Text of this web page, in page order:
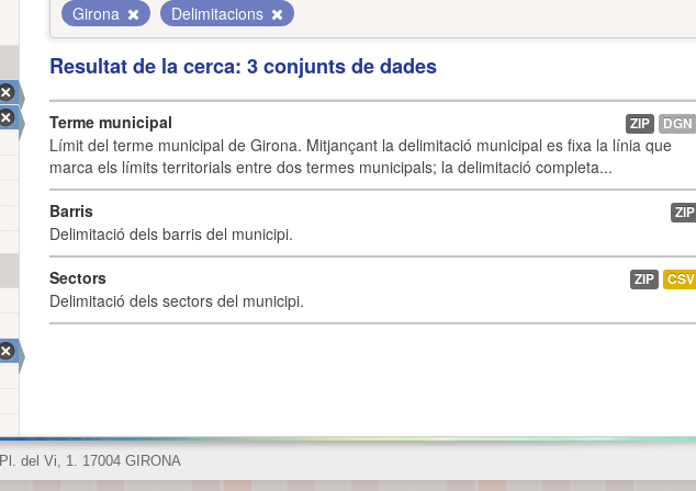
Girona Delimitacions
Resultat de la cerca: 3 conjunts de dades
Terme municipal
Límit del terme municipal de Girona. Mitjançant la delimitació municipal es fixa la línia que
marca els límits territorials entre dos termes municipals; la delimitació completa...
ZIP DGN
Barris
Delimitació dels barris del municipi.
ZIP
Sectors
Delimitació dels sectors del municipi.
ZIP CSV
Pl. del Vi, 1. 17004 GIRONA